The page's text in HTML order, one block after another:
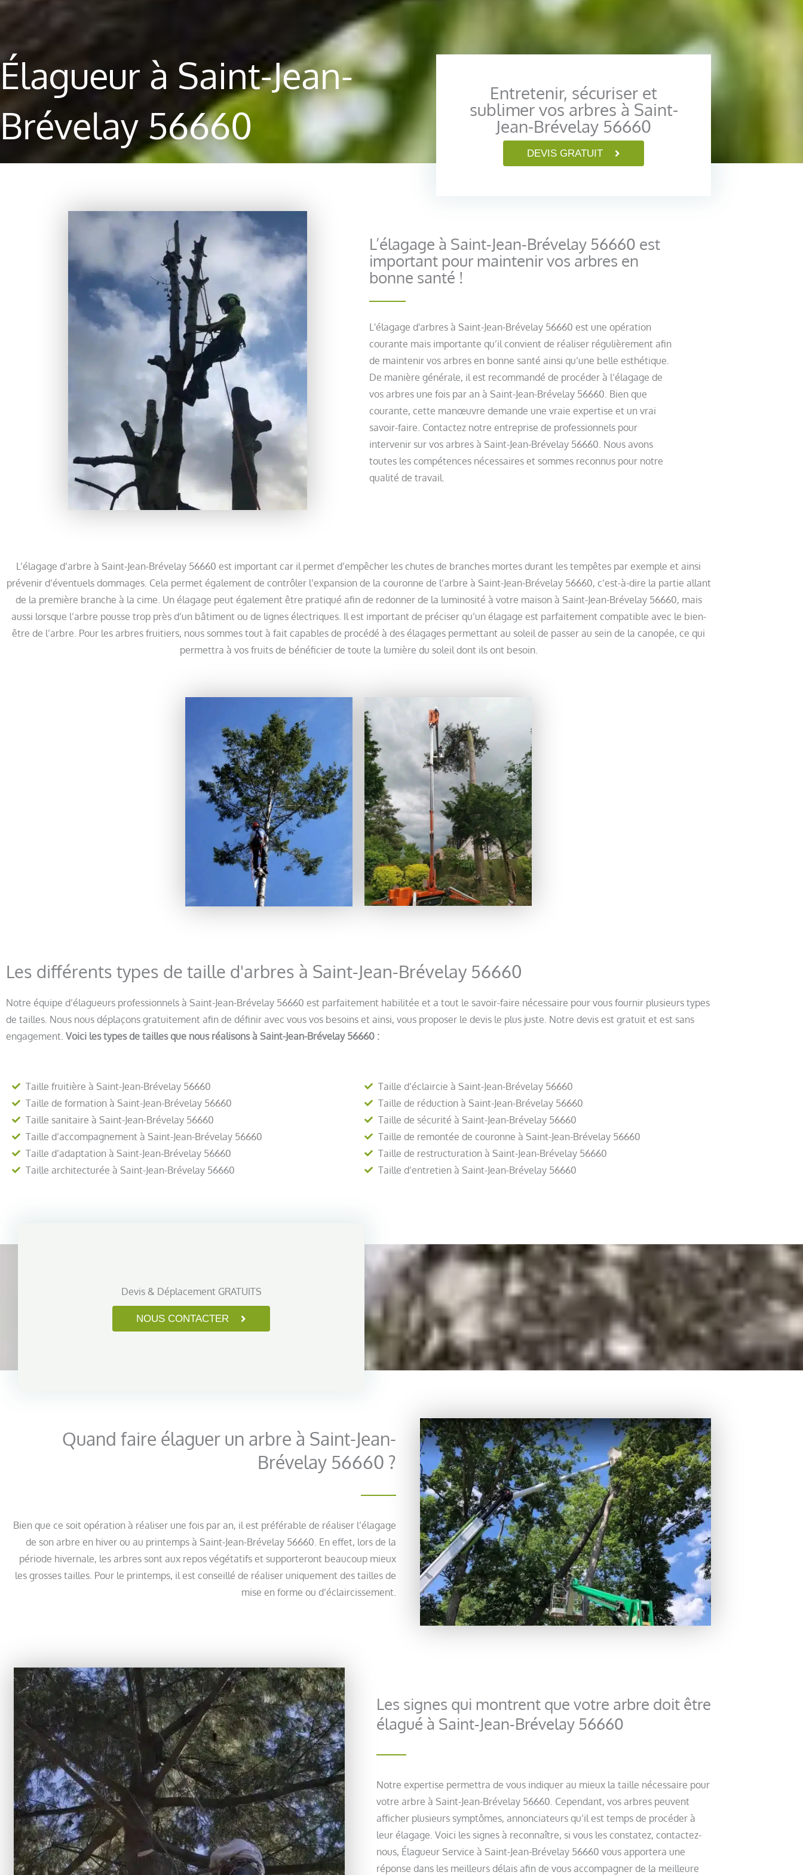
Élagueur à Saint-Jean-
Brévelay 56660
Entretenir, sécuriser et
sublimer vos arbres à Saint-
Jean-Brévelay 56660
DEVIS GRATUIT
L’élagage à Saint-Jean-Brévelay 56660 est
important pour maintenir vos arbres en
bonne santé !
L'élagage d'arbres à Saint-Jean-Brévelay 56660 est une opération
courante mais importante qu’il convient de réaliser régulièrement afin
de maintenir vos arbres en bonne santé ainsi qu’une belle esthétique.
De manière générale, il est recommandé de procéder à l’élagage de
vos arbres une fois par an à Saint-Jean-Brévelay 56660. Bien que
courante, cette manœuvre demande une vraie expertise et un vrai
savoir-faire. Contactez notre entreprise de professionnels pour
intervenir sur vos arbres à Saint-Jean-Brévelay 56660. Nous avons
toutes les compétences nécessaires et sommes reconnus pour notre
qualité de travail.
L’élagage d’arbre à Saint-Jean-Brévelay 56660 est important car il permet d’empêcher les chutes de branches mortes durant les tempêtes par exemple et ainsi
prévenir d’éventuels dommages. Cela permet également de contrôler l’expansion de la couronne de l’arbre à Saint-Jean-Brévelay 56660, c’est-à-dire la partie allant
de la première branche à la cime. Un élagage peut également être pratiqué afin de redonner de la luminosité à votre maison à Saint-Jean-Brévelay 56660, mais
aussi lorsque l’arbre pousse trop près d’un bâtiment ou de lignes électriques. Il est important de préciser qu’un élagage est parfaitement compatible avec le bien-
être de l’arbre. Pour les arbres fruitiers, nous sommes tout à fait capables de procédé à des élagages permettant au soleil de passer au sein de la canopée, ce qui
permettra à vos fruits de bénéficier de toute la lumière du soleil dont ils ont besoin.
Les différents types de taille d'arbres à Saint-Jean-Brévelay 56660
Notre équipe d’élagueurs professionnels à Saint-Jean-Brévelay 56660 est parfaitement habilitée et a tout le savoir-faire nécessaire pour vous fournir plusieurs types
de tailles. Nous nous déplaçons gratuitement afin de définir avec vous vos besoins et ainsi, vous proposer le devis le plus juste. Notre devis est gratuit et est sans
engagement. Voici les types de tailles que nous réalisons à Saint-Jean-Brévelay 56660 :
Taille fruitière à Saint-Jean-Brévelay 56660
Taille de formation à Saint-Jean-Brévelay 56660
Taille sanitaire à Saint-Jean-Brévelay 56660
Taille d’accompagnement à Saint-Jean-Brévelay 56660
Taille d’adaptation à Saint-Jean-Brévelay 56660
Taille architecturée à Saint-Jean-Brévelay 56660
Taille d’éclaircie à Saint-Jean-Brévelay 56660
Taille de réduction à Saint-Jean-Brévelay 56660
Taille de sécurité à Saint-Jean-Brévelay 56660
Taille de remontée de couronne à Saint-Jean-Brévelay 56660
Taille de restructuration à Saint-Jean-Brévelay 56660
Taille d’entretien à Saint-Jean-Brévelay 56660
Devis & Déplacement GRATUITS
NOUS CONTACTER
Quand faire élaguer un arbre à Saint-Jean-
Brévelay 56660 ?
Bien que ce soit opération à réaliser une fois par an, il est préférable de réaliser l’élagage
de son arbre en hiver ou au printemps à Saint-Jean-Brévelay 56660. En effet, lors de la
période hivernale, les arbres sont aux repos végétatifs et supporteront beaucoup mieux
les grosses tailles. Pour le printemps, il est conseillé de réaliser uniquement des tailles de
mise en forme ou d’éclaircissement.
Les signes qui montrent que votre arbre doit être
élagué à Saint-Jean-Brévelay 56660
Notre expertise permettra de vous indiquer au mieux la taille nécessaire pour
votre arbre à Saint-Jean-Brévelay 56660. Cependant, vos arbres peuvent
afficher plusieurs symptômes, annonciateurs qu’il est temps de procéder à
leur élagage. Voici les signes à reconnaître, si vous les constatez, contactez-
nous, Élagueur Service à Saint-Jean-Brévelay 56660 vous apportera une
réponse dans les meilleurs délais afin de vous accompagner de la meilleure